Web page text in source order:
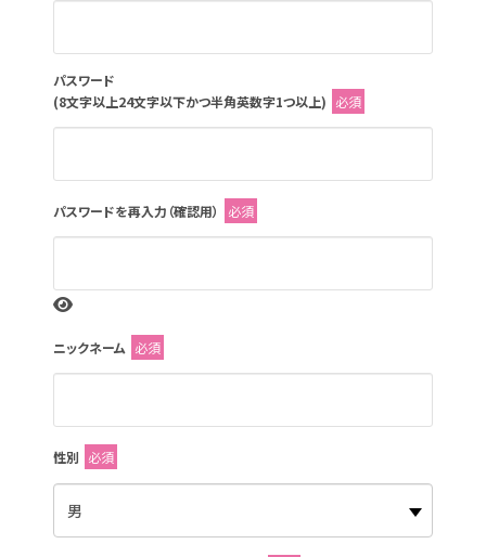
パスワード
(8文字以上24文字以下かつ半角英数字1つ以上) 必須
パスワードを再入力（確認用） 必須
ニックネーム 必須
性別 必須